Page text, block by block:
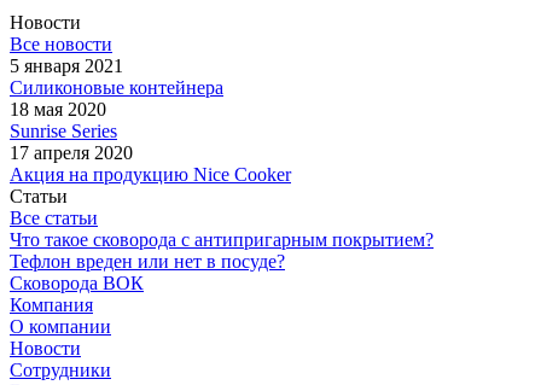
Новости
Все новости
5 января 2021
Силиконовые контейнера
18 мая 2020
Sunrise Series
17 апреля 2020
Акция на продукцию Nice Cooker
Статьи
Все статьи
Что такое сковорода с антипригарным покрытием?
Тефлон вреден или нет в посуде?
Сковорода ВОК
Компания
О компании
Новости
Сотрудники